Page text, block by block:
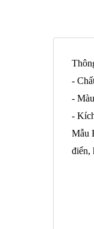
-
-
-
Mẫu
điển,